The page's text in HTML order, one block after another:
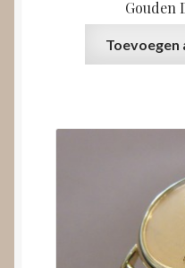
Gouden
Toevoegen